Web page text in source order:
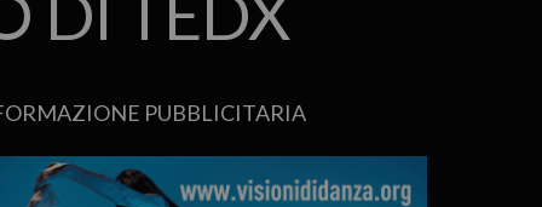
PUBBLICITARIA